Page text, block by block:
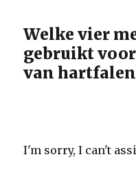
Welke vier
gebruikt
van
I'm sorry, I can't